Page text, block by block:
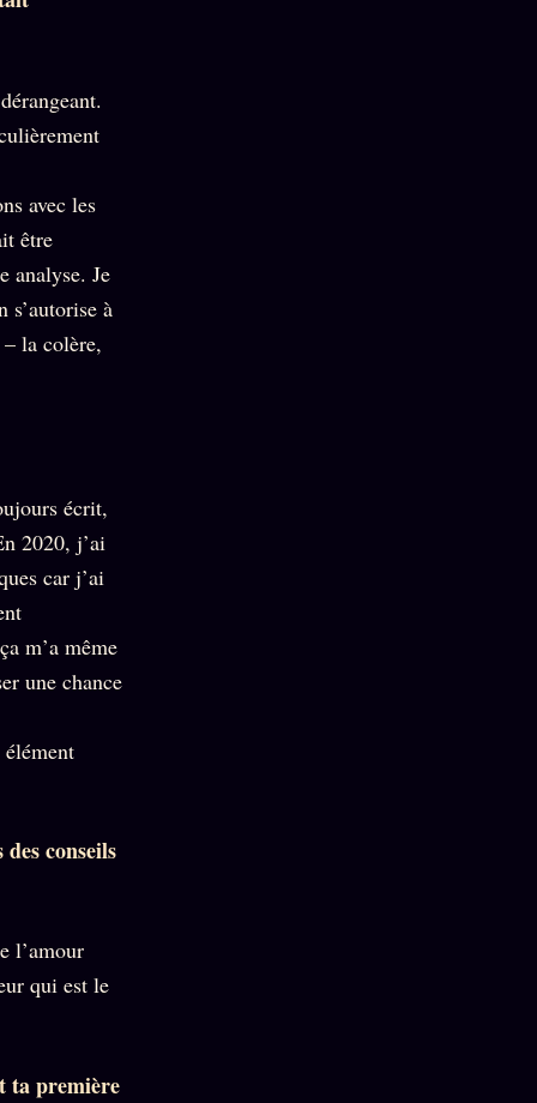
avec les
être
analyse. Je
s’autorise à
la colère,
écrit,
2020, j’ai
car j’ai
m’a même
une chance
conseils
l’amour
qui est le
ta première